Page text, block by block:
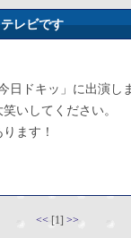
レビです
日ドキッ」に出演し
いしてください。
ます！
<< [1] >>